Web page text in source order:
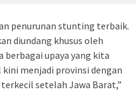
penurunan stunting terbaik.
diundang khusus oleh
berbagai upaya yang kita
menjadi provinsi dengan
setelah Jawa Barat,”